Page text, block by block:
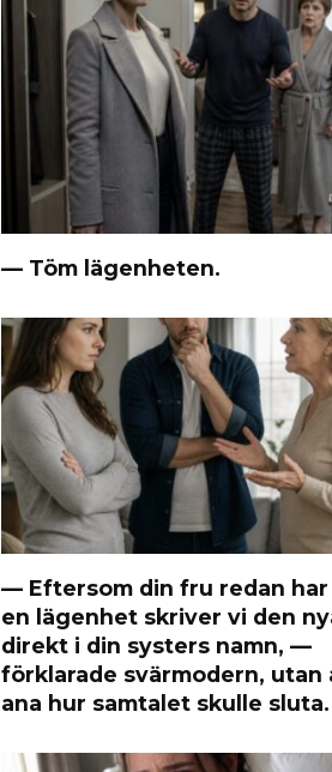
— Töm lägenheten.
— Eftersom din fru redan har
en lägenhet skriver vi den
direkt i din systers namn, —
förklarade svärmodern, utan
ana hur samtalet skulle sluta.